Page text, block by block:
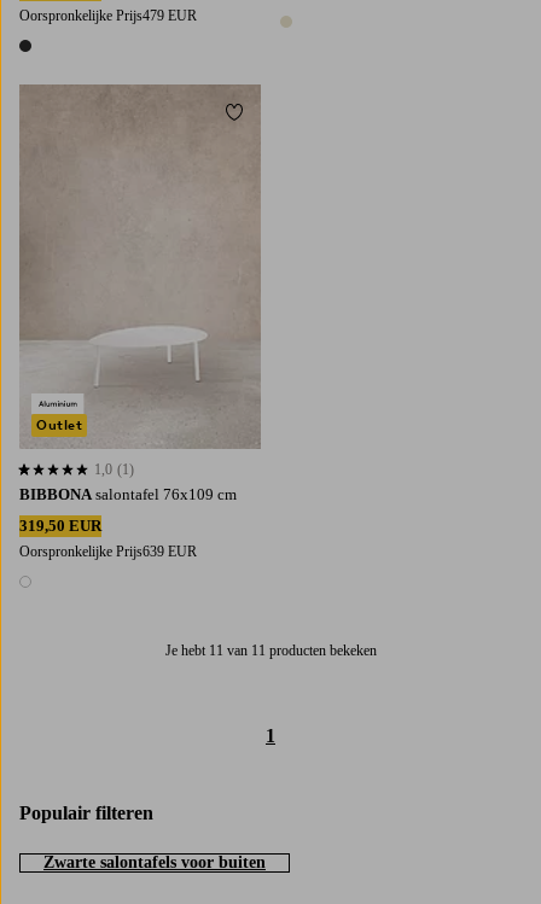
Oorspronkelijke Prijs479 EUR
1 kleur
1 kleur
BIBBONA salontafel 76x109 cm
319,50 EUR
Oorspronkelijke Prijs639 EUR
1 kleur
1,0 op basis van 1 beoordelingen
1,0 (1)
Outlet
Toevoegen aan favorieten
Je hebt 11 van 11 producten bekeken
1
Populair filteren
Zwarte salontafels voor buiten